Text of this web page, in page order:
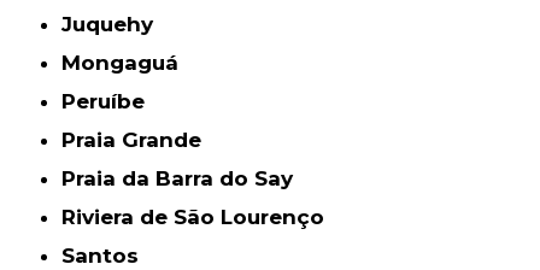
Juquehy
Mongaguá
Peruíbe
Praia Grande
Praia da Barra do Say
Riviera de São Lourenço
Santos